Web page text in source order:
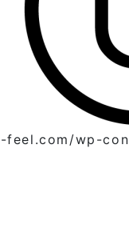
feel.com/wp-